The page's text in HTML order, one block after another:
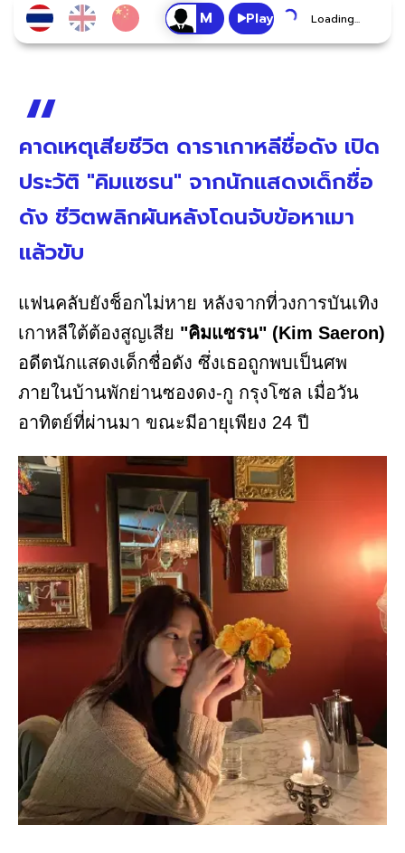
Play Loading...
คาดเหตุเสียชีวิต ดาราเกาหลีชื่อดัง เปิด
ประวัติ "คิมแซรน" จากนักแสดงเด็กชื่อ
ดัง ชีวิตพลิกผันหลังโดนจับข้อหาเมา
แล้วขับ
แฟนคลับยังช็อกไม่หาย หลังจากที่วงการบันเทิง
เกาหลีใต้ต้องสูญเสีย "คิมแซรน" (Kim Saeron)
อดีตนักแสดงเด็กชื่อดัง ซึ่งเธอถูกพบเป็นศพ
ภายในบ้านพักย่านซองดง-กู กรุงโซล เมื่อวัน
อาทิตย์ที่ผ่านมา ขณะมีอายุเพียง 24 ปี